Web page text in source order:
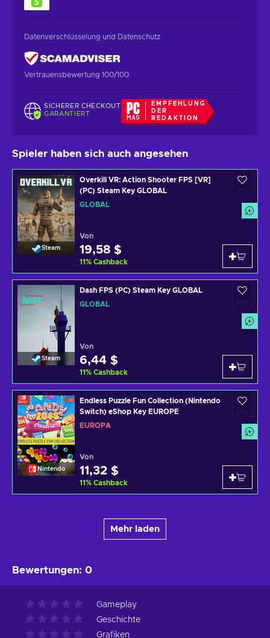
Datenverschlüsselung und Datenschutz
Vertrauensbewertung 100/100
SICHERER CHECKOUT
GARANTIERT
EMPFEHLUNG
DER
REDAKTION
Spieler haben sich auch angesehen
Steam
Overkill VR: Action Shooter FPS [VR]
(PC) Steam Key GLOBAL
GLOBAL
Von
19,58 $
11% Cashback
Steam
Dash FPS (PC) Steam Key GLOBAL
GLOBAL
Von
6,44 $
11% Cashback
Nintendo
Endless Puzzle Fun Collection (Nintendo
Switch) eShop Key EUROPE
EUROPA
Von
11,32 $
11% Cashback
Mehr laden
Bewertungen: 0
Gameplay
Geschichte
Grafiken